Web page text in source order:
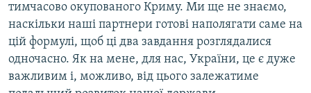
тимчасово окупованого Криму. Ми ще не знаємо,
наскільки наші партнери готові наполягати саме на
цій формулі, щоб ці два завдання розглядалися
одночасно. Як на мене, для нас, України, це є дуже
важливим і, можливо, від цього залежатиме